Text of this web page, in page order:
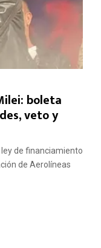
boleta
veto y
de financiamiento
de Aerolíneas